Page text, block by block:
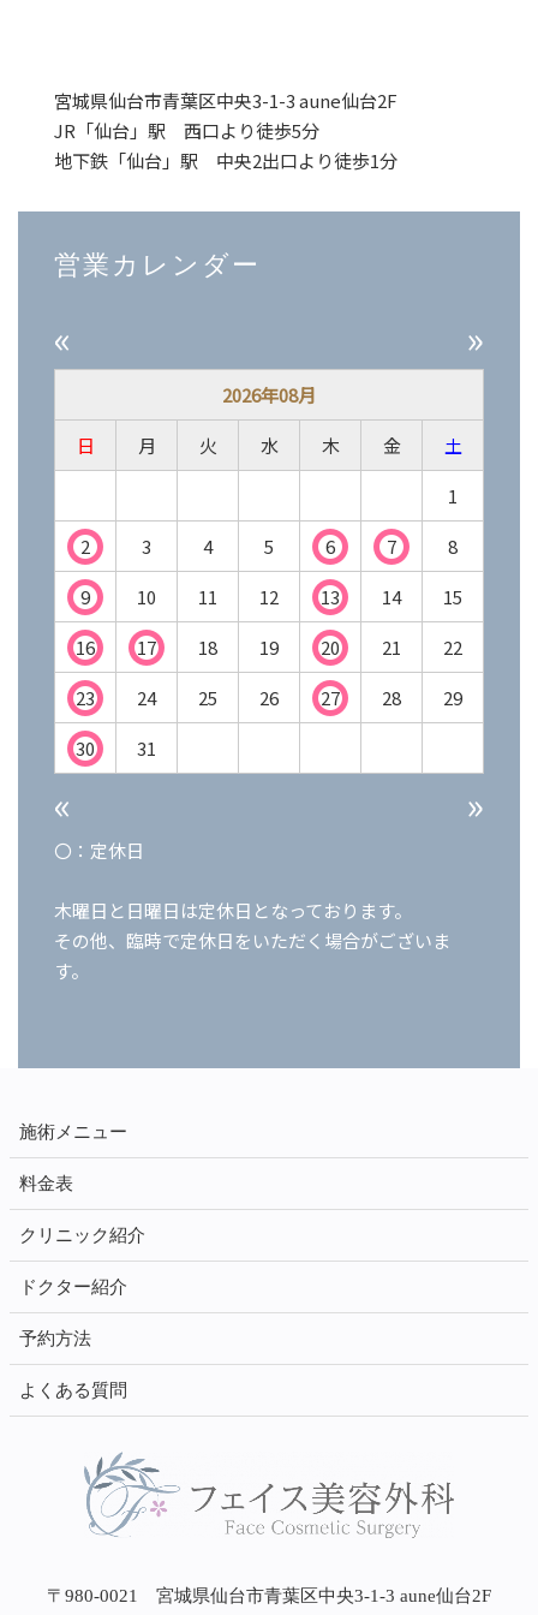
宮城県仙台市青葉区中央3-1-3 aune仙台2F
JR「仙台」駅 西口より徒歩5分
地下鉄「仙台」駅 中央2出口より徒歩1分
営業カレンダー
« »
2026年08月
日
月 火 水 木 金
土
1
2
3 4 5 6 7
8
9
10 11 12 13 14
15
16
17 18 19 20 21
22
23
24 25 26 27 28
29
30
31
« »
〇：定休日
木曜日と日曜日は定休日となっております。
その他、臨時で定休日をいただく場合がございま
す。
施術メニュー
料金表
クリニック紹介
ドクター紹介
予約方法
よくある質問
〒980-0021 宮城県仙台市青葉区中央3-1-3 aune仙台2F